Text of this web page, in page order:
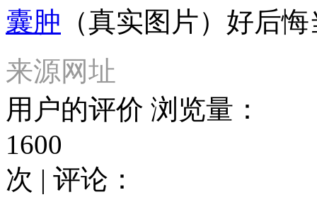
囊肿 （真实图片）好后
来源网址
用户的评价 浏览量：
1600
次 | 评论：